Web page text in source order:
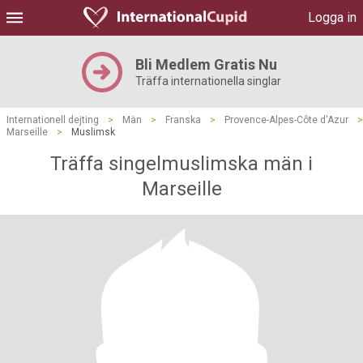
Logga in
Bli Medlem Gratis Nu
Träffa internationella singlar
Internationell dejting > Män > Franska > Provence-Alpes-Côte d'Azur
>
Marseille
> Muslimsk
Träffa singelmuslimska män i
Marseille